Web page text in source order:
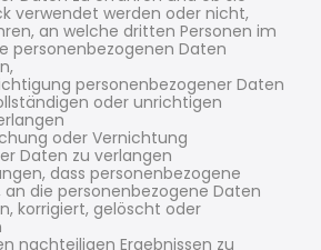
verwendet werden oder nicht,
an welche dritten Personen im
personenbezogenen Daten
personenbezogener Daten
oder unrichtigen
oder Vernichtung
Daten zu verlangen
dass personenbezogene
die personenbezogene Daten
korrigiert, gelöscht oder
nachteiligen Ergebnissen zu